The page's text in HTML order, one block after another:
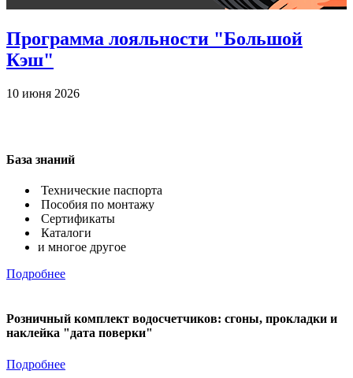
Программа лояльности "Большой
Кэш"
10 июня 2026
База знаний
Технические паспорта
Пособия по монтажу
Сертификаты
Каталоги
и многое другое
Подробнее
Розничный комплект водосчетчиков: сгоны, прокладки и
наклейка "дата поверки"
Подробнее